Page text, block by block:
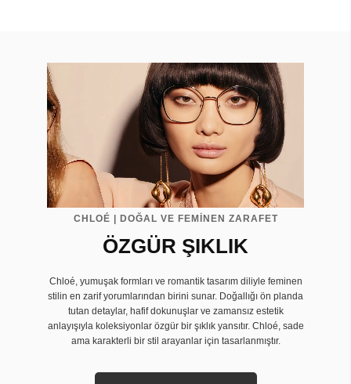
CHLOÉ | DOĞAL VE FEMİNEN ZARAFET
ÖZGÜR ŞIKLIK
Chloé, yumuşak formları ve romantik tasarım diliyle feminen
stilin en zarif yorumlarından birini sunar. Doğallığı ön planda
tutan detaylar, hafif dokunuşlar ve zamansız estetik
anlayışıyla koleksiyonlar özgür bir şıklık yansıtır. Chloé, sade
ama karakterli bir stil arayanlar için tasarlanmıştır.